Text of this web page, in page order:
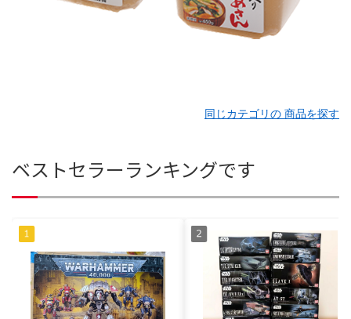
同じカテゴリの 商品を探す
ベストセラーランキングです